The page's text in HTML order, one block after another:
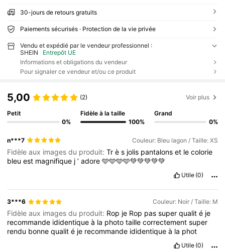
30-jours de retours gratuits
Paiements sécurisés · Protection de la vie privée
Vendu et expédié par le vendeur professionnel :
SHEIN
Entrepôt UE
Informations et obligations du vendeur
Pour signaler ce vendeur et/ou ce produit
5,00 (2) Voir plus
Petit
0%
Fidèle à la taille
100%
Grand
0%
n***7 Couleur: Bleu lagon / Taille: XS
Fidèle aux images du produit:Très jolis pantalonset lecolorie
bleuest magnifique j’adore🩵🩵🩵🩵💚💚💚💚💚
Utile (0)
3***6 Couleur: Noir / Taille: M
Fidèle aux images du produit: Rop je Rop passuperqualité je
recommande ididentiqueà la phototaillecorrectementsuper
rendu bonnequalité je recommande ididentiqueà la phot
Utile (0)